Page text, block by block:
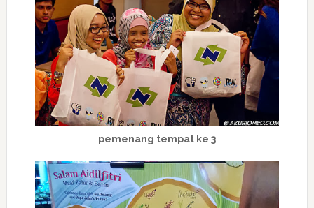
pemenang tempat ke 3